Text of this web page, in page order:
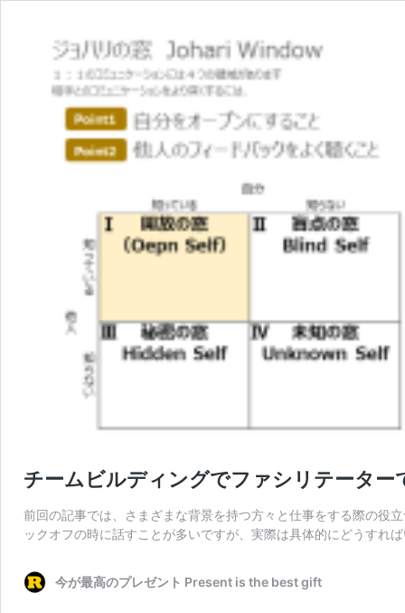
チームビルディングでファシリテータ
前回の記事では、さまざまな背景を持つ方々と仕事をする際の役
ックオフの時に話すことが多いですが、実際は具体的にどうすれ
今が最高のプレゼント Present is the best gift